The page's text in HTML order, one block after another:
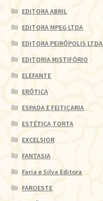
EDITORA ABRIL
EDITORA MPEG LTDA
EDITORA PEIRÓPOLIS LTDA
EDITORIA MISTIFÓRIO
ELEFANTE
ERÓTICA
ESPADA E FEITIÇARIA
ESTÉTICA TORTA
EXCELSIOR
FANTASIA
Faria e Silva Editora
FAROESTE